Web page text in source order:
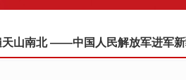
天山南北 ——中国人民解放军进军